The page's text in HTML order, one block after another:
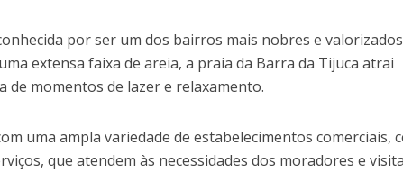
por ser um dos bairros mais nobres e
extensa faixa de areia, a praia da Barra da Tijuca atrai
de momentos de lazer e relaxamento.
uma ampla variedade de estabelecimentos comerciais,
que atendem às necessidades dos moradores e